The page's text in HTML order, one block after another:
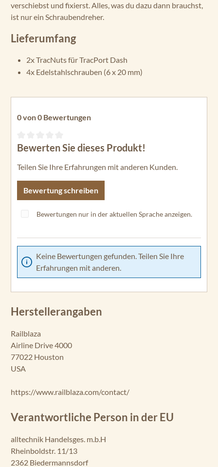
verschiebst und fixierst. Alles, was du dazu dann brauchst,
ist nur ein Schraubendreher.
Lieferumfang
2x TracNuts für TracPort Dash
4x Edelstahlschrauben (6 x 20 mm)
0 von 0 Bewertungen
Durchschnittliche Bewertung von 0 von 5 Sternen
Bewerten Sie dieses Produkt!
Teilen Sie Ihre Erfahrungen mit anderen Kunden.
Bewertung schreiben
Bewertungen nur in der aktuellen Sprache anzeigen.
Keine Bewertungen gefunden. Teilen Sie Ihre
Erfahrungen mit anderen.
Herstellerangaben
Railblaza
Airline Drive 4000
77022 Houston
USA
https://www.railblaza.com/contact/
Verantwortliche Person in der EU
alltechnik Handelsges. m.b.H
Rheinboldstr. 11/13
2362 Biedermannsdorf